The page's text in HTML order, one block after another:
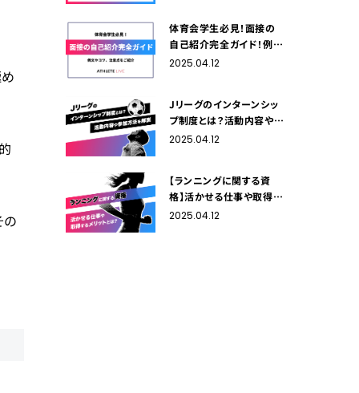
の
体育会学生必見！面接の
自己紹介完全ガイド！例文
やコツ、注意点をご紹介
2025.04.12
Jリーグのインターンシッ
プ制度とは？活動内容や参
加方法を解説
2025.04.12
【ランニングに関する資
格】活かせる仕事や取得す
るメリットをご紹介！
2025.04.12